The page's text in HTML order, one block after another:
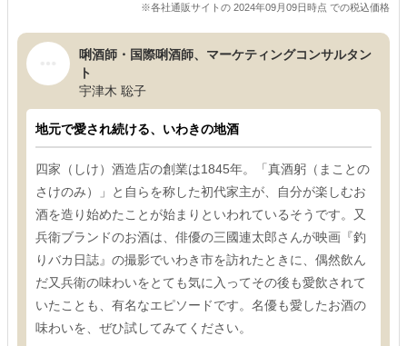
※各社通販サイトの 2024年09月09日時点 での税込価格
唎酒師・国際唎酒師、マーケティングコンサルタン
ト
宇津木 聡子
地元で愛され続ける、いわきの地酒
四家（しけ）酒造店の創業は1845年。「真酒躬（まことの
さけのみ）」と自らを称した初代家主が、自分が楽しむお
酒を造り始めたことが始まりといわれているそうです。又
兵衛ブランドのお酒は、俳優の三國連太郎さんが映画『釣
りバカ日誌』の撮影でいわき市を訪れたときに、偶然飲ん
だ又兵衛の味わいをとても気に入ってその後も愛飲されて
いたことも、有名なエピソードです。名優も愛したお酒の
味わいを、ぜひ試してみてください。